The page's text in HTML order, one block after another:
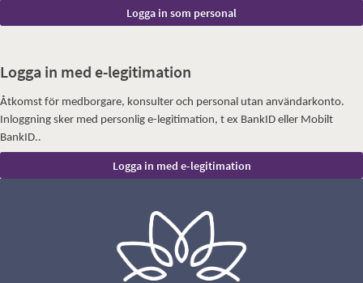
Logga in med e-legitimation
Åtkomst för medborgare, konsulter och personal utan användarkonto.
Inloggning sker med personlig e-legitimation, t ex BankID eller Mobilt
BankID..